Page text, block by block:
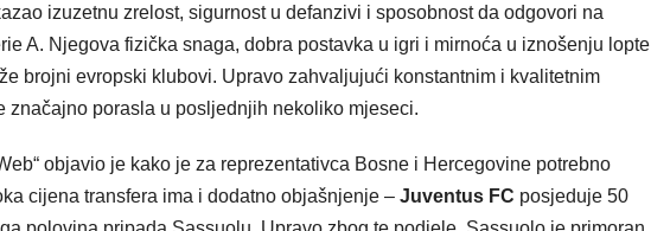
izuzetnu zrelost, sigurnost u defanzivi i sposobnost da odgovori na
A. Njegova fizička snaga, dobra postavka u igri i mirnoća u iznošenju lopte
brojni evropski klubovi. Upravo zahvaljujući konstantnim i kvalitetnim
značajno porasla u posljednjih nekoliko mjeseci.
objavio je kako je za reprezentativca Bosne i Hercegovine potrebno
cijena transfera ima i dodatno objašnjenje – Juventus FC posjeduje 50